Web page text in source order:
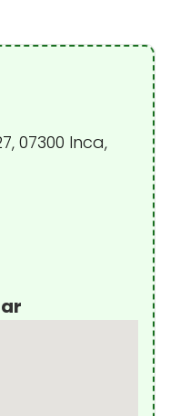
07300 Inca,